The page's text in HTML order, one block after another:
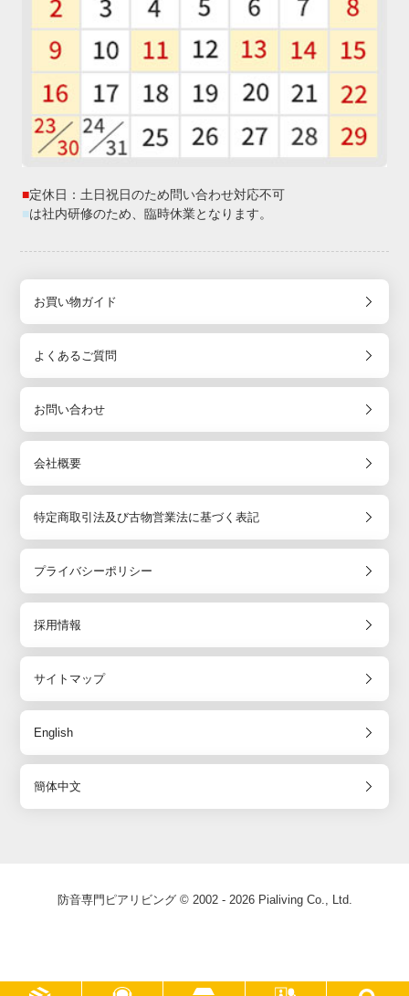
■定休日：土日祝日のため問い合わせ対応不可
■は社内研修のため、臨時休業となります。
お買い物ガイド
よくあるご質問
お問い合わせ
会社概要
特定商取引法及び古物営業法に基づく表記
プライバシーポリシー
採用情報
サイトマップ
English
簡体中文
防音専門ピアリビング © 2002 - 2026 Pialiving Co., Ltd.